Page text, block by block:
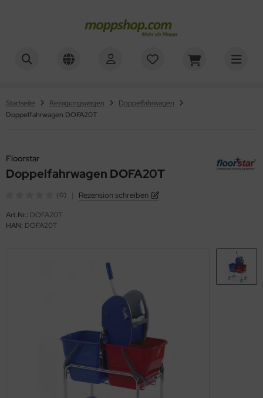
Startseite Reinigungswagen
Doppelfahrwagen
Doppelfahrwagen DOFA20T
Floorstar
Doppelfahrwagen DOFA20T
(0) Rezension schreiben
Art.Nr.: DOFA20T
HAN: DOFA20T
Halter, Klemmen